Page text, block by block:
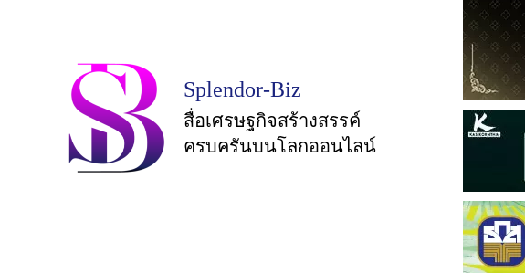
Splendor-Biz
สื่อเศรษฐกิจสร้างสรรค์
ครบครันบนโลกออนไลน์